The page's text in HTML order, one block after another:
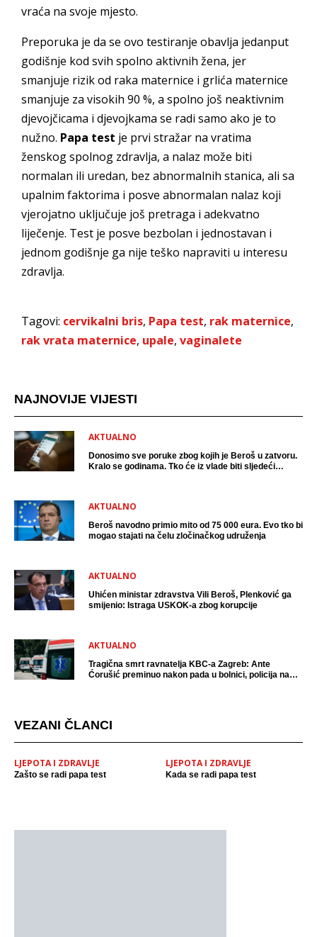
vraća na svoje mjesto.
Preporuka je da se ovo testiranje obavlja jedanput
godišnje kod svih spolno aktivnih žena, jer
smanjuje rizik od raka maternice i grlića maternice
smanjuje za visokih 90 %, a spolno još neaktivnim
djevojčicama i djevojkama se radi samo ako je to
nužno. Papa test je prvi stražar na vratima
ženskog spolnog zdravlja, a nalaz može biti
normalan ili uredan, bez abnormalnih stanica, ali sa
upalnim faktorima i posve abnormalan nalaz koji
vjerojatno uključuje još pretraga i adekvatno
liječenje. Test je posve bezbolan i jednostavan i
jednom godišnje ga nije teško napraviti u interesu
zdravlja.
Tagovi: cervikalni bris, Papa test, rak maternice,
rak vrata maternice, upale, vaginalete
NAJNOVIJE VIJESTI
AKTUALNO
Donosimo sve poruke zbog kojih je Beroš u zatvoru.
Kralo se godinama. Tko će iz vlade biti sljedeći
AKTUALNO
Beroš navodno primio mito od 75 000 eura. Evo tko bi
mogao stajati na čelu zločinačkog udruženja
AKTUALNO
Uhićen ministar zdravstva Vili Beroš, Plenković ga
smijenio: Istraga USKOK-a zbog korupcije
AKTUALNO
Tragična smrt ravnatelja KBC-a Zagreb: Ante
Ćorušić preminuo nakon pada u bolnici, policija na
VEZANI ČLANCI
LJEPOTA I ZDRAVLJE
Zašto se radi papa test
LJEPOTA I ZDRAVLJE
Kada se radi papa test